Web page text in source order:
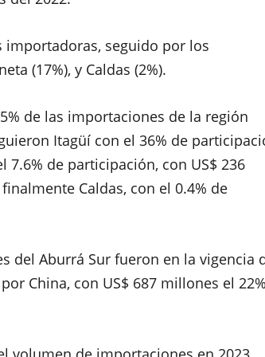
importadoras, seguido por los
(17%), y Caldas (2%).
de las importaciones de la región
Itagüí con el 36% de
7.6% de participación, con US$ 236
Caldas, con el 0.4% de
del Aburrá Sur fueron en la vigencia
China, con US$ 687 millones el